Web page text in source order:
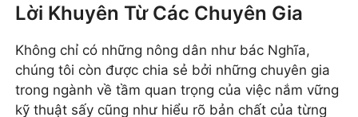
Lời Khuyên Từ Các Chuyên Gia
Không chỉ có những nông dân như bác Nghĩa,
chúng tôi còn được chia sẻ bởi những chuyên gia
trong ngành về tầm quan trọng của việc nắm vững
kỹ thuật sấy cũng như hiểu rõ bản chất của từng